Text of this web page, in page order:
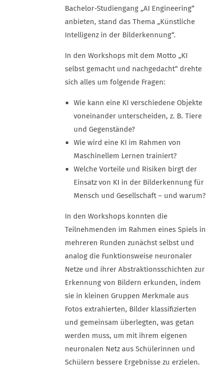
Bachelor-Studiengang „AI Engineering“
anbieten, stand das Thema „Künstliche
Intelligenz in der Bilderkennung“.
In den Workshops mit dem Motto „KI
selbst gemacht und nachgedacht“ drehte
sich alles um folgende Fragen:
Wie kann eine KI verschiedene Objekte
voneinander unterscheiden, z. B. Tiere
und Gegenstände?
Wie wird eine KI im Rahmen von
Maschinellem Lernen trainiert?
Welche Vorteile und Risiken birgt der
Einsatz von KI in der Bilderkennung für
Mensch und Gesellschaft – und warum?
In den Workshops konnten die
Teilnehmenden im Rahmen eines Spiels in
mehreren Runden zunächst selbst und
analog die Funktionsweise neuronaler
Netze und ihrer Abstraktionsschichten zur
Erkennung von Bildern erkunden, indem
sie in kleinen Gruppen Merkmale aus
Fotos extrahierten, Bilder klassifizierten
und gemeinsam überlegten, was getan
werden muss, um mit ihrem eigenen
neuronalen Netz aus Schülerinnen und
Schülern bessere Ergebnisse zu erzielen.